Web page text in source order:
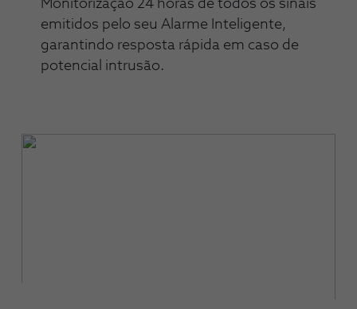
Monitorização 24 horas de todos os sinais
emitidos pelo seu Alarme Inteligente,
garantindo resposta rápida em caso de
potencial intrusão.